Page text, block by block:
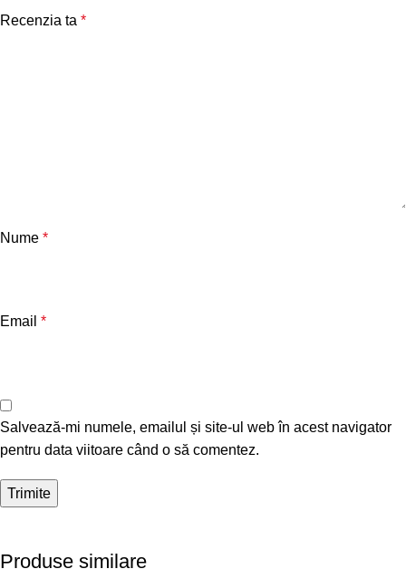
Recenzia ta *
Nume *
Email *
Salvează-mi numele, emailul și site-ul web în acest navigator
pentru data viitoare când o să comentez.
Produse similare